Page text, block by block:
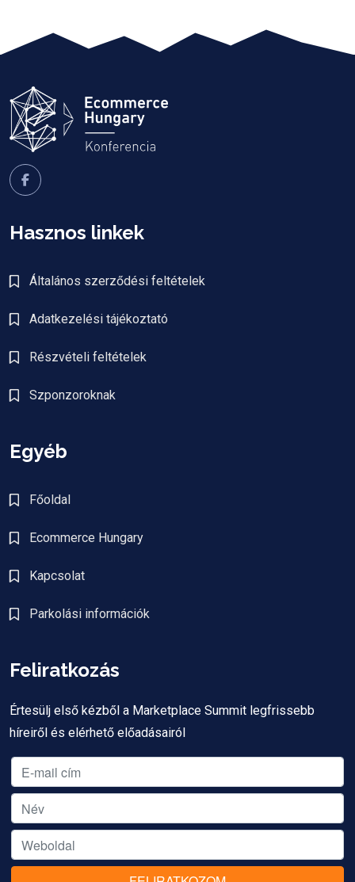
Hasznos linkek
Általános szerződési feltételek
Adatkezelési tájékoztató
Részvételi feltételek
Szponzoroknak
Egyéb
Főoldal
Ecommerce Hungary
Kapcsolat
Parkolási információk
Feliratkozás
Értesülj első kézből a Marketplace Summit legfrissebb
híreiről és elérhető előadásairól